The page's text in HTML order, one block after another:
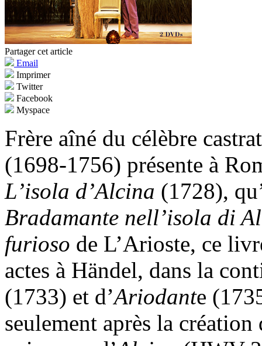
Partager cet article
Email
Imprimer
Twitter
Facebook
Myspace
Frère aîné du célèbre
(1698-1756) présente à
L’isola d’Alcina (1728),
Bradamante nell’isola di
furioso de L’Arioste, ce
actes à Händel, dans la
(1733) et d’Ariodante
seulement après la